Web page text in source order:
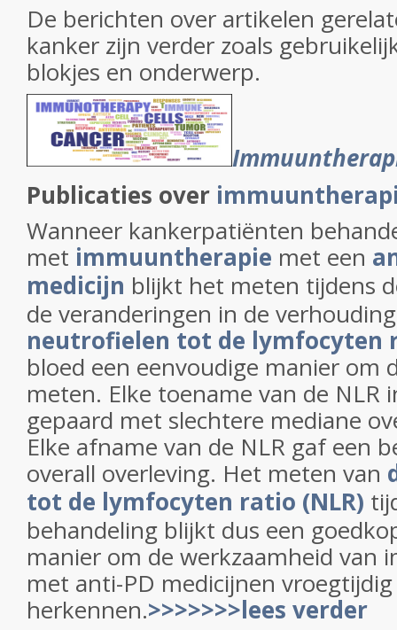
De berichten over artikelen
kanker zijn verder zoals
blokjes en onderwerp.
Publicaties over
Wanneer kankerpatiënten
met immuuntherapie met een
medicijn blijkt het meten tijdens
de veranderingen in de
neutrofielen tot de lymfocyten
bloed een eenvoudige manier om
meten. Elke toename van de NLR
gepaard met slechtere mediane
Elke afname van de NLR gaf een
overall overleving. Het meten van
tot de lymfocyten ratio (NLR)
behandeling blijkt dus een
manier om de werkzaamheid van
met anti-PD medicijnen
herkennen.>>>>>>>lees verder